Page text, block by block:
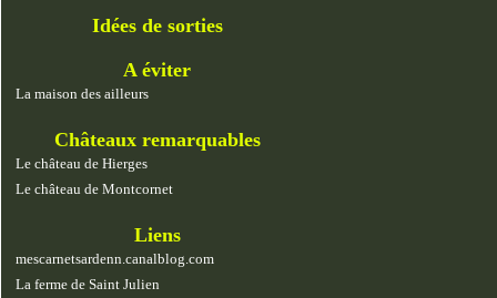
Idées de sorties
A éviter
La maison des ailleurs
Châteaux remarquables
Le château de Hierges
Le château de Montcornet
Liens
mescarnetsardenn.canalblog.com
La ferme de Saint Julien